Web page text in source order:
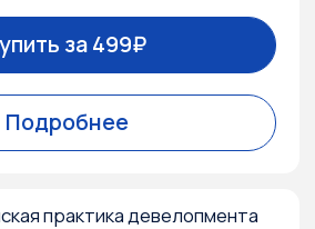
Популярные вопросы
О компании GMK
GMK
GMKBlog
Сценарии жизни